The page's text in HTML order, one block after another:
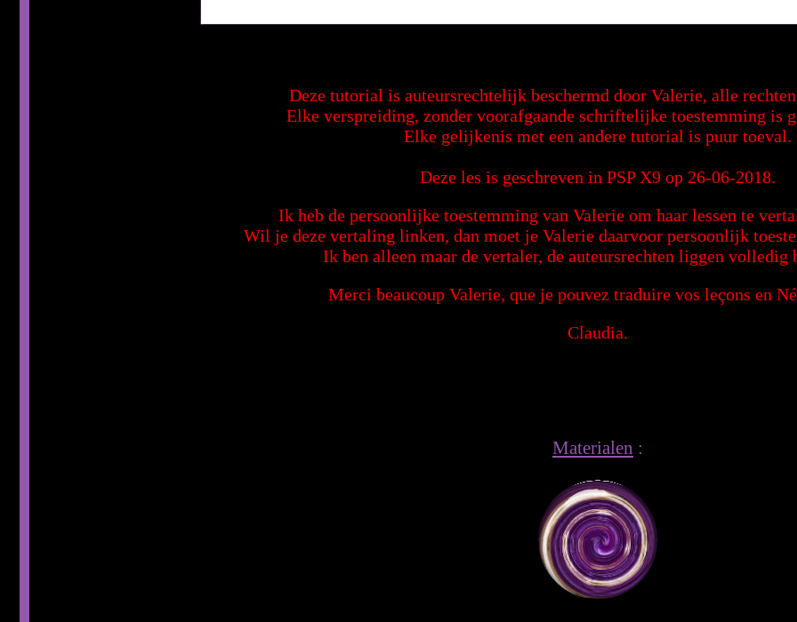
Deze tutorial is auteursrechtelijk beschermd door Valerie, alle
Elke verspreiding, zonder voorafgaande schriftelijke toestemming is
Elke gelijkenis met een andere tutorial is puur toeval.
Deze les is geschreven in PSP X9 op 26-06-2018.
Ik heb de persoonlijke toestemming van Valerie om haar lessen te
Wil je deze vertaling linken, dan moet je Valerie daarvoor persoonlijk
Ik ben alleen maar de vertaler, de auteursrechten liggen volledig
Merci beaucoup Valerie, que je pouvez traduire vos leçons en
Claudia.
Materialen :